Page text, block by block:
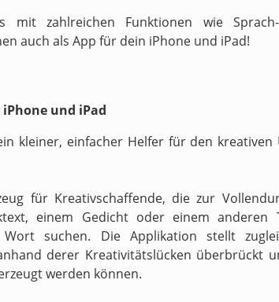
mit zahlreichen Funktionen wie Sprach-
auch als App für dein iPhone und iPad!
und iPad
kleiner, einfacher Helfer für den kreativen
für Kreativschaffende, die zur
einem Gedicht oder einem anderen
Wort suchen. Die Applikation stellt
derer Kreativitätslücken überbrückt
werden können.